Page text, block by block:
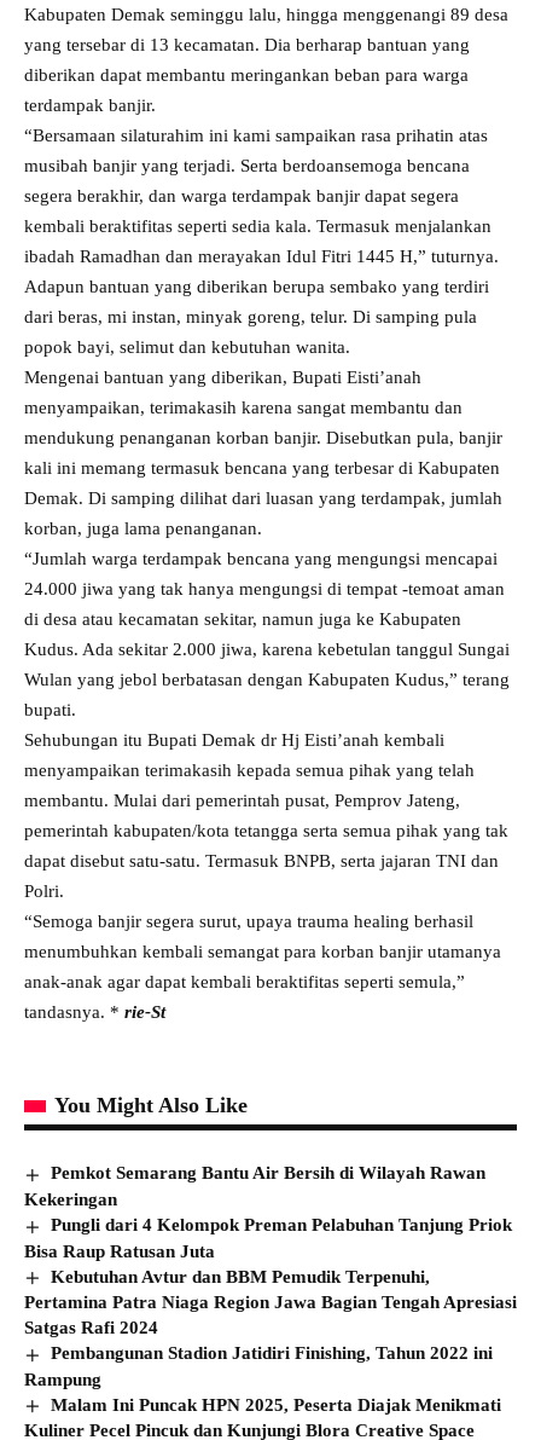
Kabupaten Demak seminggu lalu, hingga menggenangi 89 desa
yang tersebar di 13 kecamatan. Dia berharap bantuan yang
diberikan dapat membantu meringankan beban para warga
terdampak banjir.
“Bersamaan silaturahim ini kami sampaikan rasa prihatin atas
musibah banjir yang terjadi. Serta berdoansemoga bencana
segera berakhir, dan warga terdampak banjir dapat segera
kembali beraktifitas seperti sedia kala. Termasuk menjalankan
ibadah Ramadhan dan merayakan Idul Fitri 1445 H,” tuturnya.
Adapun bantuan yang diberikan berupa sembako yang terdiri
dari beras, mi instan, minyak goreng, telur. Di samping pula
popok bayi, selimut dan kebutuhan wanita.
Mengenai bantuan yang diberikan, Bupati Eisti’anah
menyampaikan, terimakasih karena sangat membantu dan
mendukung penanganan korban banjir. Disebutkan pula, banjir
kali ini memang termasuk bencana yang terbesar di Kabupaten
Demak. Di samping dilihat dari luasan yang terdampak, jumlah
korban, juga lama penanganan.
“Jumlah warga terdampak bencana yang mengungsi mencapai
24.000 jiwa yang tak hanya mengungsi di tempat -temoat aman
di desa atau kecamatan sekitar, namun juga ke Kabupaten
Kudus. Ada sekitar 2.000 jiwa, karena kebetulan tanggul Sungai
Wulan yang jebol berbatasan dengan Kabupaten Kudus,” terang
bupati.
Sehubungan itu Bupati Demak dr Hj Eisti’anah kembali
menyampaikan terimakasih kepada semua pihak yang telah
membantu. Mulai dari pemerintah pusat, Pemprov Jateng,
pemerintah kabupaten/kota tetangga serta semua pihak yang tak
dapat disebut satu-satu. Termasuk BNPB, serta jajaran TNI dan
Polri.
“Semoga banjir segera surut, upaya trauma healing berhasil
menumbuhkan kembali semangat para korban banjir utamanya
anak-anak agar dapat kembali beraktifitas seperti semula,”
tandasnya. * rie-St
You Might Also Like
Pemkot Semarang Bantu Air Bersih di Wilayah Rawan
Kekeringan
Pungli dari 4 Kelompok Preman Pelabuhan Tanjung Priok
Bisa Raup Ratusan Juta
Kebutuhan Avtur dan BBM Pemudik Terpenuhi,
Pertamina Patra Niaga Region Jawa Bagian Tengah Apresiasi
Satgas Rafi 2024
Pembangunan Stadion Jatidiri Finishing, Tahun 2022 ini
Rampung
Malam Ini Puncak HPN 2025, Peserta Diajak Menikmati
Kuliner Pecel Pincuk dan Kunjungi Blora Creative Space